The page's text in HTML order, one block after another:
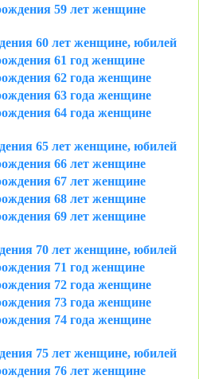
59 лет женщине
60 лет женщине, юбилей
61 год женщине
62 года женщине
63 года женщине
64 года женщине
65 лет женщине, юбилей
66 лет женщине
67 лет женщине
68 лет женщине
69 лет женщине
70 лет женщине, юбилей
71 год женщине
72 года женщине
73 года женщине
74 года женщине
75 лет женщине, юбилей
76 лет женщине